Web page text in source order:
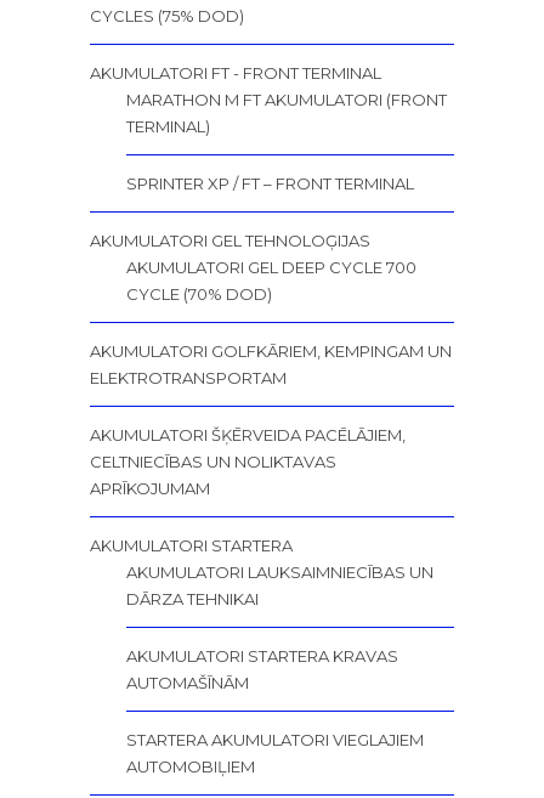
CYCLES (75% DOD)
AKUMULATORI FT - FRONT TERMINAL
MARATHON M FT AKUMULATORI (FRONT
TERMINAL)
SPRINTER XP / FT – FRONT TERMINAL
AKUMULATORI GEL TEHNOLOĢIJAS
AKUMULATORI GEL DEEP CYCLE 700
CYCLE (70% DOD)
AKUMULATORI GOLFKĀRIEM, KEMPINGAM UN
ELEKTROTRANSPORTAM
AKUMULATORI ŠĶĒRVEIDA PACĒLĀJIEM,
CELTNIECĪBAS UN NOLIKTAVAS
APRĪKOJUMAM
AKUMULATORI STARTERA
AKUMULATORI LAUKSAIMNIECĪBAS UN
DĀRZA TEHNIKAI
AKUMULATORI STARTERA KRAVAS
AUTOMAŠĪNĀM
STARTERA AKUMULATORI VIEGLAJIEM
AUTOMOBIĻIEM